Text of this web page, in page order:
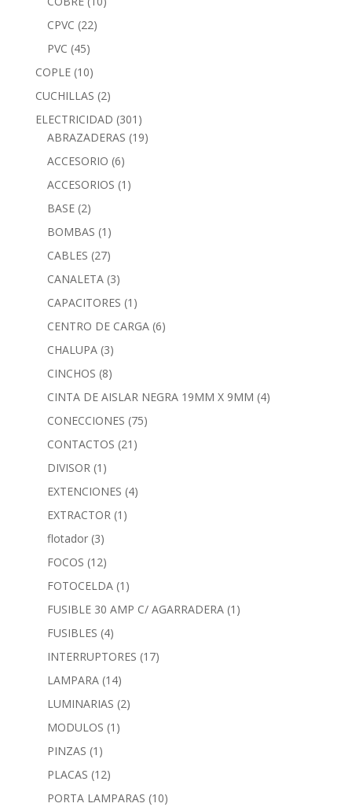
CPVC (22)
PVC (45)
COPLE (10)
CUCHILLAS (2)
ELECTRICIDAD (301)
ABRAZADERAS (19)
ACCESORIO (6)
ACCESORIOS (1)
BASE (2)
BOMBAS (1)
CABLES (27)
CANALETA (3)
CAPACITORES (1)
CENTRO DE CARGA (6)
CHALUPA (3)
CINCHOS (8)
CINTA DE AISLAR NEGRA 19MM X 9MM (4)
CONECCIONES (75)
CONTACTOS (21)
DIVISOR (1)
EXTENCIONES (4)
EXTRACTOR (1)
flotador (3)
FOCOS (12)
FOTOCELDA (1)
FUSIBLE 30 AMP C/ AGARRADERA (1)
FUSIBLES (4)
INTERRUPTORES (17)
LAMPARA (14)
LUMINARIAS (2)
MODULOS (1)
PINZAS (1)
PLACAS (12)
PORTA LAMPARAS (10)